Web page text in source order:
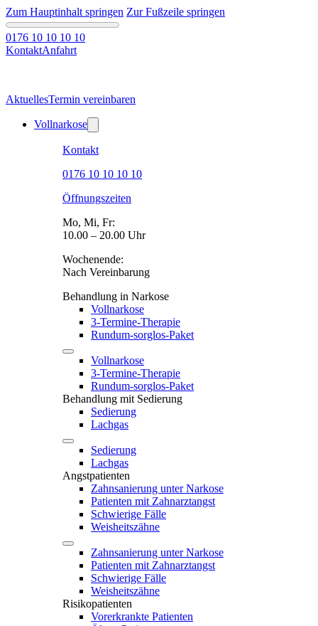
Zum Hauptinhalt springen Zur Fußzeile springen
0176 10 10 10 10
KontaktAnfahrt
AktuellesTermin vereinbaren
Vollnarkose
Kontakt
0176 10 10 10 10
Öffnungszeiten
Mo, Mi, Fr:
10.00 – 20.00 Uhr
Wochenende:
Nach Vereinbarung
Behandlung in Narkose
Vollnarkose
3-Termine-Therapie
Rundum-sorglos-Paket
Vollnarkose
3-Termine-Therapie
Rundum-sorglos-Paket
Behandlung mit Sedierung
Sedierung
Lachgas
Sedierung
Lachgas
Angstpatienten
Zahnsanierung unter Narkose
Patienten mit Zahnarztangst
Schwierige Fälle
Weisheitszähne
Zahnsanierung unter Narkose
Patienten mit Zahnarztangst
Schwierige Fälle
Weisheitszähne
Risikopatienten
Vorerkrankte Patienten